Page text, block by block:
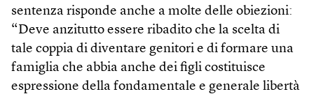
sentenza risponde anche a molte delle obiezioni:
“Deve anzitutto essere ribadito che la scelta di
tale coppia di diventare genitori e di formare una
famiglia che abbia anche dei figli costituisce
espressione della fondamentale e generale libertà